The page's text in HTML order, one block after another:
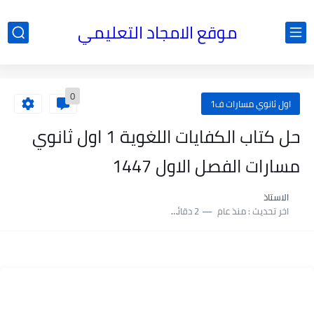
موقع الامجاد التعليمي
اول ثانوي مسارات ف1 0
حل كتاب الكفايات اللغوية 1 اول ثانوي
مسارات الفصل الاول 1447
الاستاذ
اخر تحديث :منذ عام 2 دقائق للقراءة